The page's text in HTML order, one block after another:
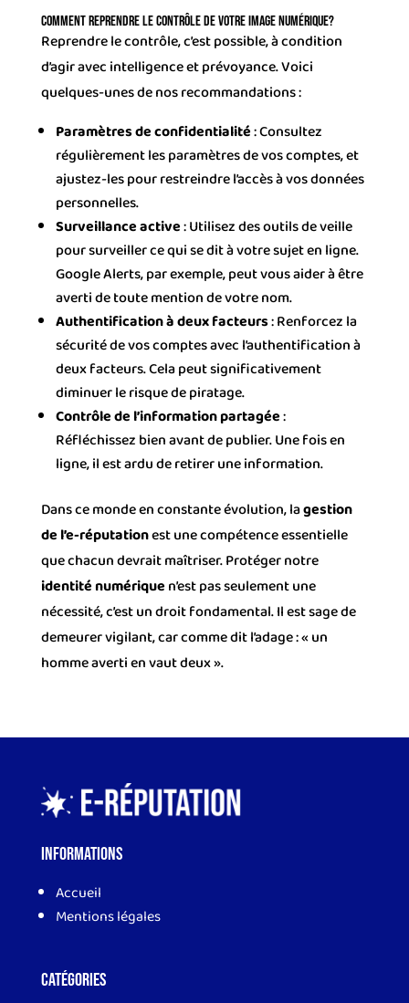
Comment Reprendre le Contrôle de Votre Image Numérique?
Reprendre le contrôle, c’est possible, à condition
d’agir avec intelligence et prévoyance. Voici
quelques-unes de nos recommandations :
Paramètres de confidentialité: Consultez
régulièrement les paramètres de vos comptes, et
ajustez-les pour restreindre l’accès à vos données
personnelles.
Surveillance active: Utilisez des outils de veille
pour surveiller ce qui se dit à votre sujet en ligne.
Google Alerts, par exemple, peut vous aider à être
averti de toute mention de votre nom.
Authentification à deux facteurs: Renforcez la
sécurité de vos comptes avec l’authentification à
deux facteurs. Cela peut significativement
diminuer le risque de piratage.
Contrôle de l’information partagée:
Réfléchissez bien avant de publier. Une fois en
ligne, il est ardu de retirer une information.
Dans ce monde en constante évolution, lagestion
de l’e-réputationest une compétence essentielle
que chacun devrait maîtriser. Protéger notre
identité numériquen’est pas seulement une
nécessité, c’est un droit fondamental. Il est sage de
demeurer vigilant, car comme dit l’adage : « un
homme averti en vaut deux ».
Informations
Accueil
Mentions légales
Catégories